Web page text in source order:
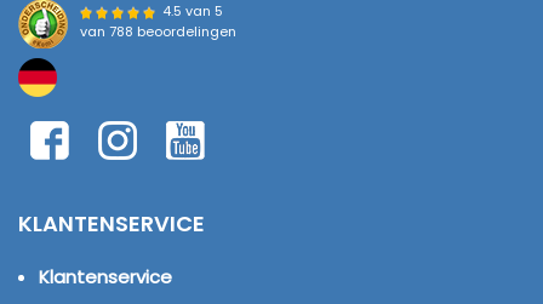
4.5 van 5
van 788 beoordelingen
KLANTENSERVICE
Klantenservice